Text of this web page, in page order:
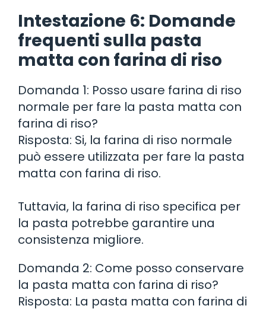
Intestazione 6: Domande
frequenti sulla pasta
matta con farina di riso
Domanda 1: Posso usare farina di riso
normale per fare la pasta matta con
farina di riso?
Risposta: Si, la farina di riso normale
può essere utilizzata per fare la pasta
matta con farina di riso.
Tuttavia, la farina di riso specifica per
la pasta potrebbe garantire una
consistenza migliore.
Domanda 2: Come posso conservare
la pasta matta con farina di riso?
Risposta: La pasta matta con farina di